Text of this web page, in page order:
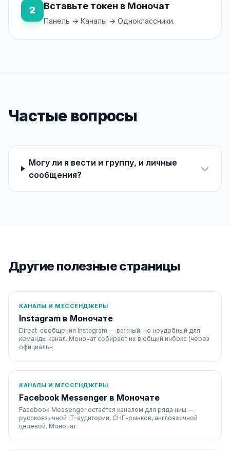
2 Вставьте токен в Моночат
Панель → Каналы → Одноклассники.
Частые вопросы
Могу ли я вести и группу, и личные
сообщения?
Другие полезные страницы
КАНАЛЫ И МЕССЕНДЖЕРЫ
Instagram в Моночате
Direct-сообщения Instagram — важный, но неудобный для
команды канал. Моночат собирает их в общий инбокс (через
официальн
КАНАЛЫ И МЕССЕНДЖЕРЫ
Facebook Messenger в Моночате
Facebook Messenger остаётся каналом для ряда ниш —
русскоязычной IT-аудитории, СНГ-рынков, англоязычной
целевой. Моночат